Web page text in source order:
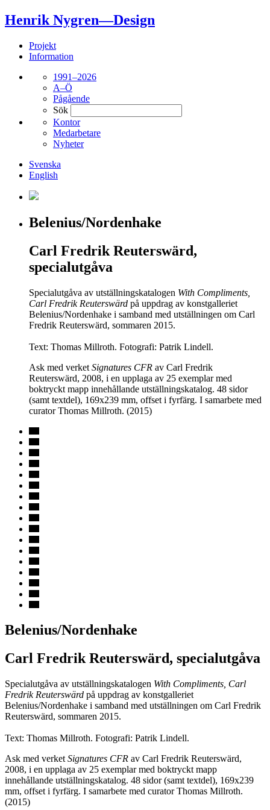
Henrik Nygren—Design
Projekt
Information
1991–2026
A–Ö
Pågående
Sök
Kontor
Medarbetare
Nyheter
Svenska
English
Belenius/Nordenhake
Carl Fredrik Reuterswärd,
specialutgåva
Specialutgåva av utställningskatalogen With Compliments,
Carl Fredrik Reuterswärd på uppdrag av konstgalleriet
Belenius/Nordenhake i samband med utställningen om Carl
Fredrik Reuterswärd, sommaren 2015.
Text: Thomas Millroth. Fotografi: Patrik Lindell.
Ask med verket Signatures CFR av Carl Fredrik
Reuterswärd, 2008, i en upplaga av 25 exemplar med
boktryckt mapp innehållande utställningskatalog. 48 sidor
(samt textdel), 169x239 mm, offset i fyrfärg. I samarbete med
curator Thomas Millroth. (2015)
Belenius/Nordenhake
Carl Fredrik Reuterswärd, specialutgåva
Specialutgåva av utställningskatalogen With Compliments, Carl
Fredrik Reuterswärd på uppdrag av konstgalleriet
Belenius/Nordenhake i samband med utställningen om Carl Fredrik
Reuterswärd, sommaren 2015.
Text: Thomas Millroth. Fotografi: Patrik Lindell.
Ask med verket Signatures CFR av Carl Fredrik Reuterswärd,
2008, i en upplaga av 25 exemplar med boktryckt mapp
innehållande utställningskatalog. 48 sidor (samt textdel), 169x239
mm, offset i fyrfärg. I samarbete med curator Thomas Millroth.
(2015)